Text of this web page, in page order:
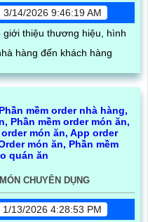
3/14/2026 9:46:19 AM
giới thiệu thương hiệu, hình
hàng đến khách hàng
CHUYÊN DỤNG
1/13/2026 4:28:53 PM